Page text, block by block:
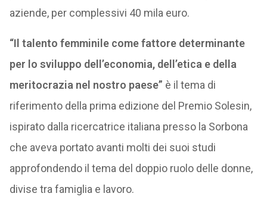
aziende, per complessivi 40 mila euro.
“Il talento femminile come fattore determinante
per lo sviluppo dell’economia, dell’etica e della
meritocrazia nel nostro paese” è il tema di
riferimento della prima edizione del Premio Solesin,
ispirato dalla ricercatrice italiana presso la Sorbona
che aveva portato avanti molti dei suoi studi
approfondendo il tema del doppio ruolo delle donne,
divise tra famiglia e lavoro.